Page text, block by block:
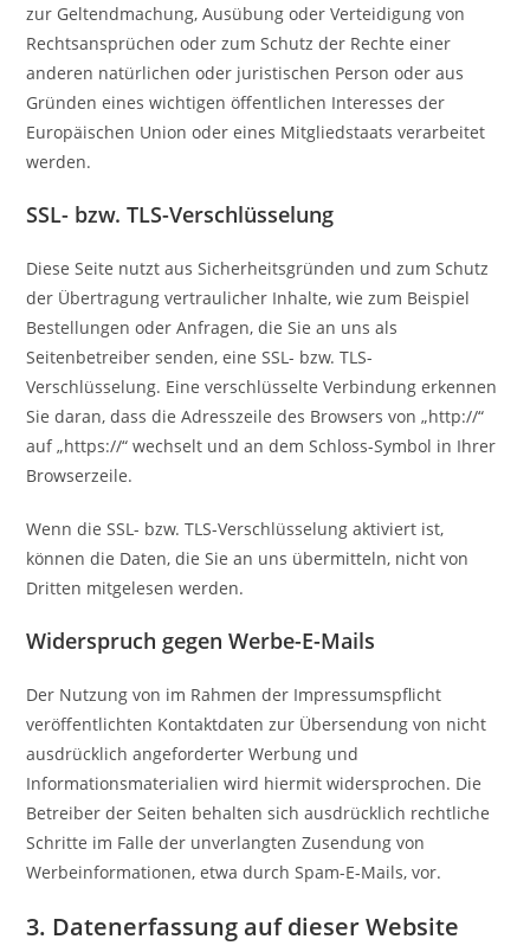
zur Geltendmachung, Ausübung oder Verteidigung von
Rechtsansprüchen oder zum Schutz der Rechte einer
anderen natürlichen oder juristischen Person oder aus
Gründen eines wichtigen öffentlichen Interesses der
Europäischen Union oder eines Mitgliedstaats verarbeitet
werden.
SSL- bzw. TLS-Verschlüsselung
Diese Seite nutzt aus Sicherheitsgründen und zum Schutz
der Übertragung vertraulicher Inhalte, wie zum Beispiel
Bestellungen oder Anfragen, die Sie an uns als
Seitenbetreiber senden, eine SSL- bzw. TLS-
Verschlüsselung. Eine verschlüsselte Verbindung erkennen
Sie daran, dass die Adresszeile des Browsers von „http://“
auf „https://“ wechselt und an dem Schloss-Symbol in Ihrer
Browserzeile.
Wenn die SSL- bzw. TLS-Verschlüsselung aktiviert ist,
können die Daten, die Sie an uns übermitteln, nicht von
Dritten mitgelesen werden.
Widerspruch gegen Werbe-E-Mails
Der Nutzung von im Rahmen der Impressumspflicht
veröffentlichten Kontaktdaten zur Übersendung von nicht
ausdrücklich angeforderter Werbung und
Informationsmaterialien wird hiermit widersprochen. Die
Betreiber der Seiten behalten sich ausdrücklich rechtliche
Schritte im Falle der unverlangten Zusendung von
Werbeinformationen, etwa durch Spam-E-Mails, vor.
3. Datenerfassung auf dieser Website